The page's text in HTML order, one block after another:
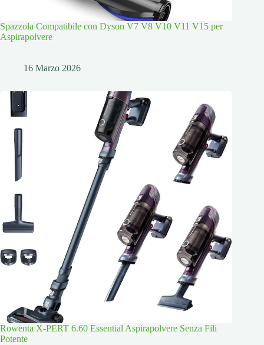
Spazzola Compatibile con Dyson V7 V8 V10 V11 V15 per
Aspirapolvere
16 Marzo 2026
Rowenta X-PERT 6.60 Essential Aspirapolvere Senza Fili
Potente